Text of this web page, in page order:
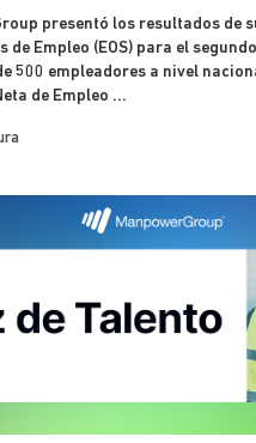
presentó los resultados de
de Empleo (EOS) para el
500 empleadores a nivel
de Empleo ...